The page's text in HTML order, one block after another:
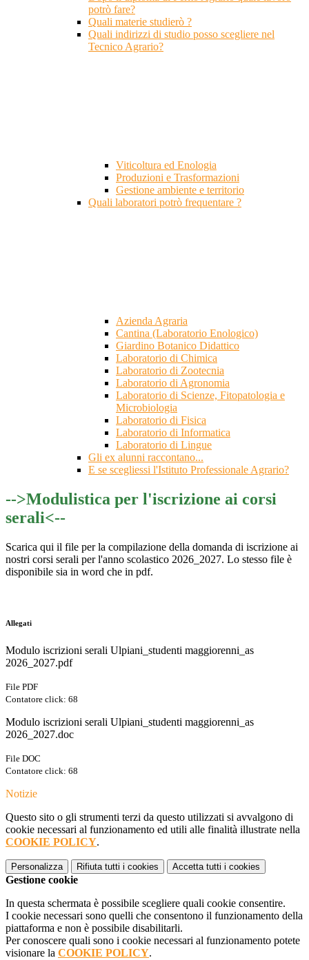
potrò fare?
Quali materie studierò ?
Quali indirizzi di studio posso scegliere nel
Tecnico Agrario?
Viticoltura ed Enologia
Produzioni e Trasformazioni
Gestione ambiente e territorio
Quali laboratori potrò frequentare ?
Azienda Agraria
Cantina (Laboratorio Enologico)
Giardino Botanico Didattico
Laboratorio di Chimica
Laboratorio di Zootecnia
Laboratorio di Agronomia
Laboratorio di Scienze, Fitopatologia e
Microbiologia
Laboratorio di Fisica
Laboratorio di Informatica
Laboratorio di Lingue
Gli ex alunni raccontano...
E se scegliessi l'Istituto Professionale Agrario?
-->Modulistica per l'iscrizione ai corsi
serali<--
Scarica qui il file per la compilazione della domanda di iscrizione ai
nostri corsi serali per l'anno scolastico 2026_2027. Lo stesso file è
disponibile sia in word che in pdf.
Allegati
Modulo iscrizioni serali Ulpiani_studenti maggiorenni_as
2026_2027.pdf
File PDF
Contatore click: 68
Modulo iscrizioni serali Ulpiani_studenti maggiorenni_as
2026_2027.doc
File DOC
Contatore click: 68
Notizie
Questo sito o gli strumenti terzi da questo utilizzati si avvalgono di
cookie necessari al funzionamento ed utili alle finalità illustrate nella
COOKIE POLICY.
Personalizza Rifiuta tutti i cookies Accetta tutti i cookies
Gestione cookie
In questa schermata è possibile scegliere quali cookie consentire.
I cookie necessari sono quelli che consentono il funzionamento della
piattaforma e non è possibile disabilitarli.
Per conoscere quali sono i cookie necessari al funzionamento potete
visionare la COOKIE POLICY.